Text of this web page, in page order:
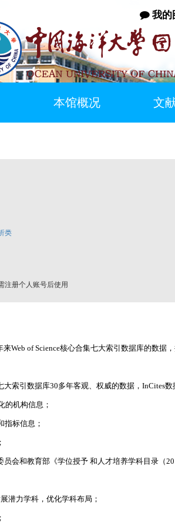
我的
本馆概况 文
类
册个人账号后使用
Web of Science核心合集七大索引数据库的数
大索引数据库30多年客观、权威的数据，InCites数
的机构信息；
指标信息；
会和教育部《学位授予 和人才培养学科目录（
潜力学科，优化学科布局；